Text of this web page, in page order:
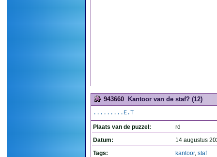
943660 Kantoor van de staf? (12)
.........E.T
Plaats van de puzzel:
rd
Datum:
14 augustus
Tags:
kantoor, staf